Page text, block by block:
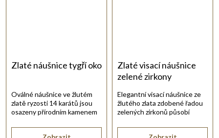
Zlaté náušnice tygří oko
Oválné náušnice ve žlutém
zlatě ryzosti 14 karátů jsou
osazeny přírodním kamenem
Zlaté visací náušnice
zelené zirkony
Elegantní visací náušnice ze
žlutého zlata zdobené řadou
zelených zirkonů působí
prodlužují linii krku.